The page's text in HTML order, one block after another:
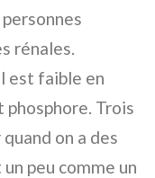
rénales.
est faible en
phosphore. Trois
on a des
peu comme un